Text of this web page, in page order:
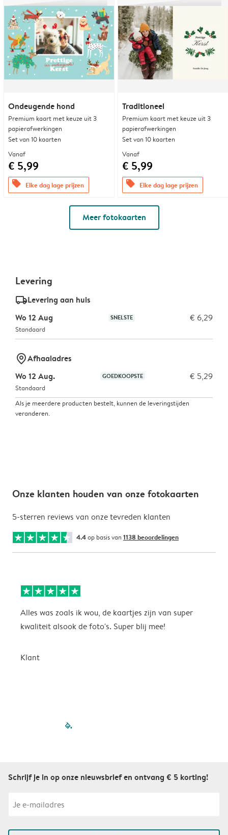
Ondeugende hond
Premium kaart met keuze uit 3
papierafwerkingen
Set van 10 kaarten
Vanaf
€ 5,99
offers Elke dag lage prijzen
Traditioneel
Premium kaart met keuze uit 3
papierafwerkingen
Set van 10 kaarten
Vanaf
€ 5,99
offers Elke dag lage prijzen
Meer fotokaarten
Levering
delivery_standard_v2Levering aan huis
Wo 12 Aug
SNELSTE € 6,29
Standaard
marker-pinAfhaaladres
Wo 12 Aug.
GOEDKOOPSTE € 5,29
Standaard
Als je meerdere producten bestelt, kunnen de leveringstijden
veranderen.
Onze klanten houden van onze fotokaarten
5-sterren reviews van onze tevreden klanten
4.4op basis van 1138 beoordelingen
Alles was zoals ik wou, de kaartjes zijn van super
kwaliteit alsook de foto's. Super blij mee!
Klant
filled-pagination
Schrijf je in op onze nieuwsbrief en ontvang € 5 korting!